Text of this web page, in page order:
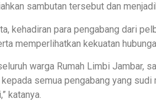
sambutan tersebut dan
kehadiran para pengabang dari
memperlihatkan kekuatan
warga Rumah Limbi Jambar,
semua pengabang yang
katanya.